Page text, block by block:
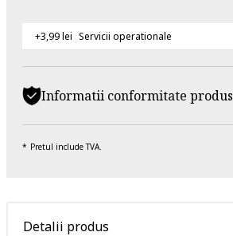
+3,99 lei Servicii operationale
Informatii conformitate produs
Pretul include TVA.
Detalii produs